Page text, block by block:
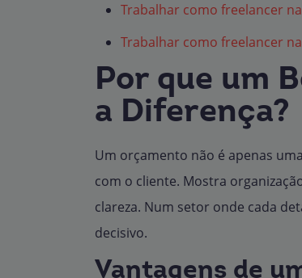
Trabalhar como freelancer
Trabalhar como freelancer
Por que um
a Diferença?
Um orçamento não é apenas
com o cliente. Mostra
clareza. Num setor onde cada
decisivo.
Vantagens de